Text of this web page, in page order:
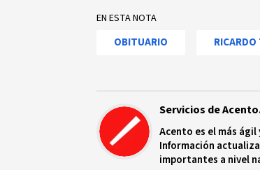
EN ESTA NOTA
OBITUARIO
Servicios de
Acento es el más
Información
importantes a nivel